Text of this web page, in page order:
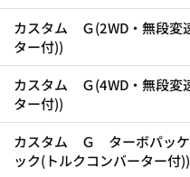
カスタム Ｇ(2WD・無段変
ター付))
カスタム Ｇ(4WD・無段変
ター付))
カスタム Ｇ ターボパッケ
ック(トルクコンバーター付))